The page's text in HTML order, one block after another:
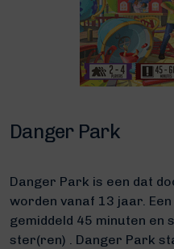
Danger Park
Danger Park is een dat
worden vanaf 13 jaar.
gemiddeld 45 minuten en
ster(ren) . Danger Park